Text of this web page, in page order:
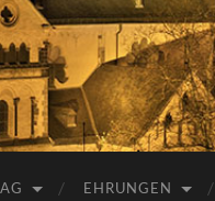
AG EHRUNGEN